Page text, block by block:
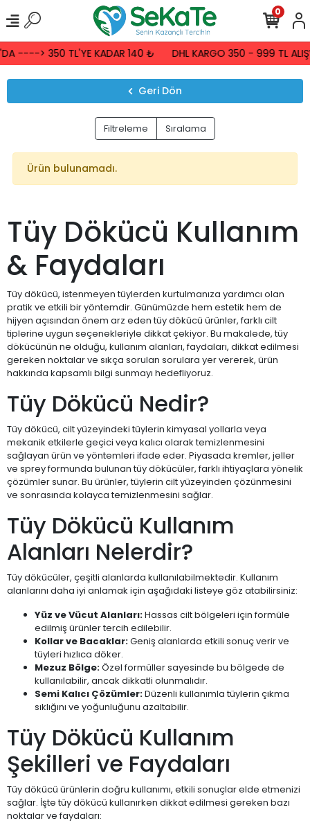
----> 350 TL'YE KADAR 140 ₺ DHL KARGO 350 - 999 TL
0
Geri Dön
Filtreleme Sıralama
Ürün bulunamadı.
Tüy Dökücü Kullanım
& Faydaları
Tüy dökücü, istenmeyen tüylerden kurtulmanıza yardımcı olan
pratik ve etkili bir yöntemdir. Günümüzde hem estetik hem de
hijyen açısından önem arz eden tüy dökücü ürünler, farklı cilt
tiplerine uygun seçenekleriyle dikkat çekiyor. Bu makalede, tüy
dökücünün ne olduğu, kullanım alanları, faydaları, dikkat edilmesi
gereken noktalar ve sıkça sorulan sorulara yer vererek, ürün
hakkında kapsamlı bilgi sunmayı hedefliyoruz.
Tüy Dökücü Nedir?
Tüy dökücü, cilt yüzeyindeki tüylerin kimyasal yollarla veya
mekanik etkilerle geçici veya kalıcı olarak temizlenmesini
sağlayan ürün ve yöntemleri ifade eder. Piyasada kremler, jeller
ve sprey formunda bulunan tüy dökücüler, farklı ihtiyaçlara yönelik
çözümler sunar. Bu ürünler, tüylerin cilt yüzeyinden çözünmesini
ve sonrasında kolayca temizlenmesini sağlar.
Tüy Dökücü Kullanım
Alanları Nelerdir?
Tüy dökücüler, çeşitli alanlarda kullanılabilmektedir. Kullanım
alanlarını daha iyi anlamak için aşağıdaki listeye göz atabilirsiniz:
Yüz ve Vücut Alanları:Hassas cilt bölgeleri için formüle
edilmiş ürünler tercih edilebilir.
Kollar ve Bacaklar:Geniş alanlarda etkili sonuç verir ve
tüyleri hızlıca döker.
Mezuz Bölge:Özel formüller sayesinde bu bölgede de
kullanılabilir, ancak dikkatli olunmalıdır.
Semi Kalıcı Çözümler:Düzenli kullanımla tüylerin çıkma
sıklığını ve yoğunluğunu azaltabilir.
Tüy Dökücü Kullanım
Şekilleri ve Faydaları
Tüy dökücü ürünlerin doğru kullanımı, etkili sonuçlar elde etmenizi
sağlar. İşte tüy dökücü kullanırken dikkat edilmesi gereken bazı
noktalar ve faydaları: